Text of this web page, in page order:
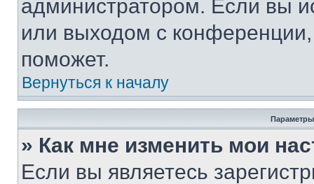
администратором. Если вы
или выходом с
поможет.
Вернуться к началу
Параметры
» Как мне изменить мои
Если вы являетесь